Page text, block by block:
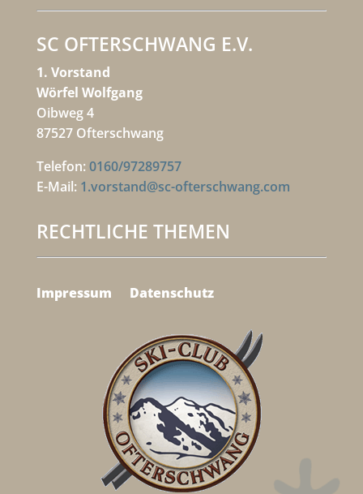
SC OFTERSCHWANG E.V.
1. Vorstand
Wörfel Wolfgang
Oibweg 4
87527 Ofterschwang
Telefon:0160/97289757
E-Mail: 1.vorstand@sc-ofterschwang.com
RECHTLICHE THEMEN
Impressum Datenschutz